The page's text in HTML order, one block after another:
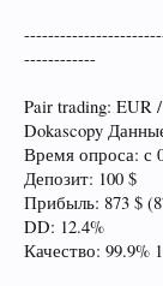
------------
Pair trading: EUR
Dokascopy
Время опроса: с
Депозит: 100 $
Прибыль: 873 $
DD: 12.4%
Качество: 99.9%